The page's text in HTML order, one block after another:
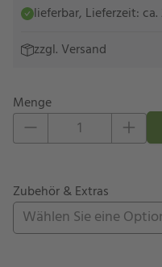
lieferbar, Lieferzeit:
zzgl. Versand
Menge
Eins hinzufügen
Zubehör & Extras
Wählen Sie eine